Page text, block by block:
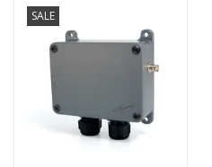
SALE